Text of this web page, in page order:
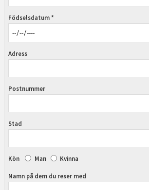
Födselsdatum *
Adress
Postnummer
Stad
Kön Man Kvinna
Namn på dem du reser med